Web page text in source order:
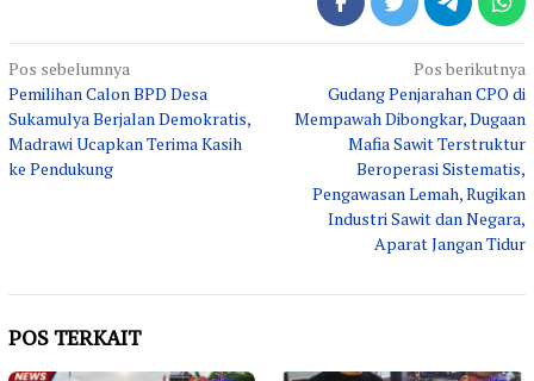
Navigasi
pos
Pos sebelumnya
Pemilihan Calon BPD Desa
Sukamulya Berjalan Demokratis,
Madrawi Ucapkan Terima Kasih
ke Pendukung
Pos berikutnya
Gudang Penjarahan CPO di
Mempawah Dibongkar, Dugaan
Mafia Sawit Terstruktur
Beroperasi Sistematis,
Pengawasan Lemah, Rugikan
Industri Sawit dan Negara,
Aparat Jangan Tidur
POS TERKAIT